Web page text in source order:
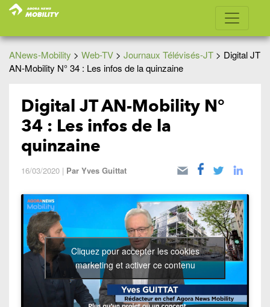
ANews-Mobility > Web-TV > Journaux Télévisés-JT > Digital JT
AN-Mobility N° 34 : Les infos de la quinzaine
Digital JT AN-Mobility N°
34 : Les infos de la
quinzaine
16/03/2020 | Par Yves Guittat
Cliquez pour accepter les cookies
marketing et activer ce contenu